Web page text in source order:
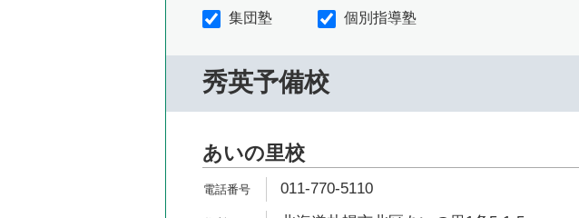
集団塾 個別指導塾
秀英予備校
あいの里校
011-770-5110